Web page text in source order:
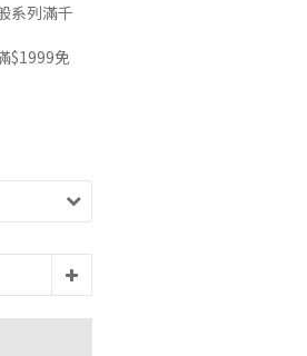
系列滿千
$1999免